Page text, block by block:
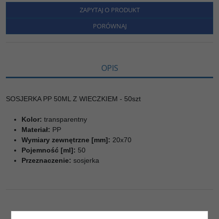
k
p
L
n
k
i
l
s
ZAPYTAJ O PRODUKT
PORÓWNAJ
OPIS
SOSJERKA PP 50ML Z WIECZKIEM - 50szt
Kolor: transparentny
Materiał: PP
Wymiary zewnętrzne [mm]: 20x70
Pojemność [ml]: 50
Przeznaczenie: sosjerka